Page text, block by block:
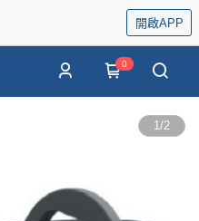
開啟APP
0
1/2